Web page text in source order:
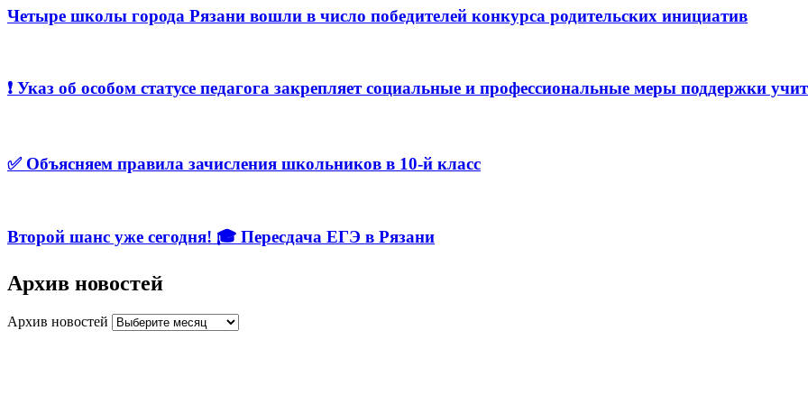
Четыре школы города Рязани вошли в число победителей конкурса родительских инициатив
❗️ Указ об особом статусе педагога закрепляет социальные и профессиональные меры поддержки
✅ Объясняем правила зачисления школьников в 10-й класс
Второй шанс уже сегодня! 🎓 Пересдача ЕГЭ в Рязани
Архив новостей
Архив новостей